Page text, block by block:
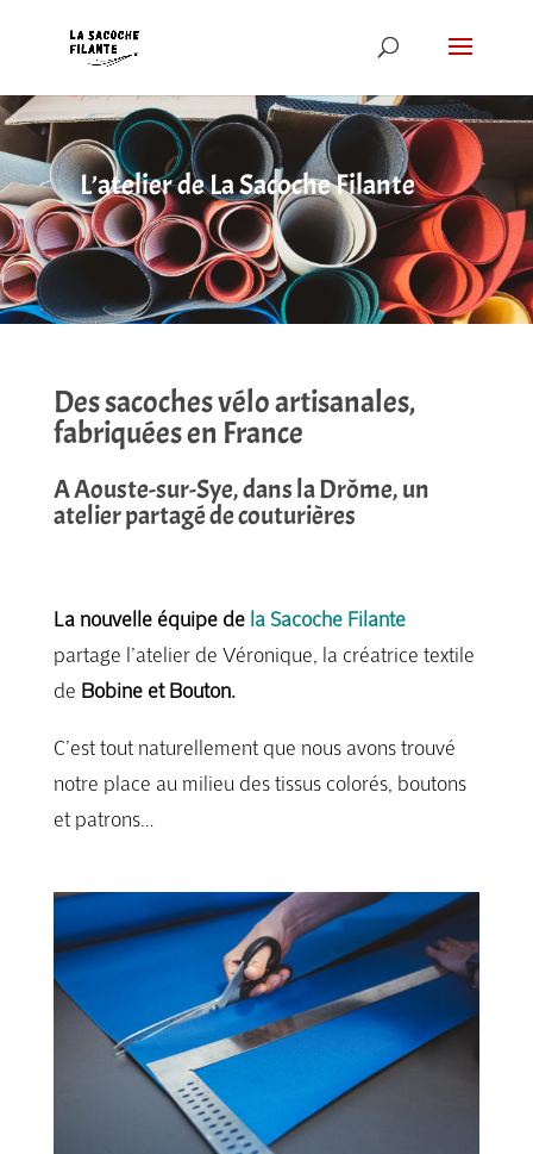
L’atelier de La Sacoche Filante
Des sacoches vélo artisanales,
fabriquées en France
A Aouste-sur-Sye, dans la Drôme, un
atelier partagé de couturières
La nouvelle équipe de la Sacoche Filante
partage l’atelier de Véronique, la créatrice textile
de Bobine et Bouton.
C’est tout naturellement que nous avons trouvé
notre place au milieu des tissus colorés, boutons
et patrons…